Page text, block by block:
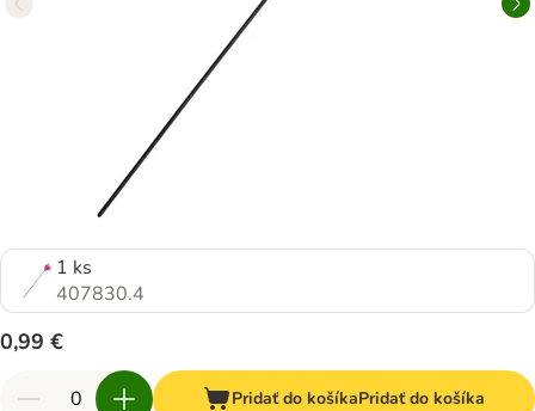
1 ks
407830.4
0,99 €
Pridať do košíkaPridať do košíka